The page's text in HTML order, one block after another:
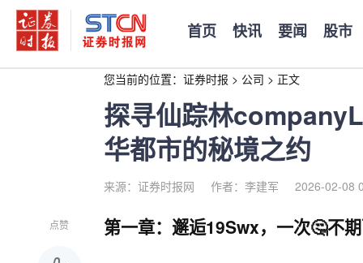
首页 快讯 要闻 股市
您当前的位置： 证券时报 > 公司 > 正文
探寻仙踪林
华都市的秘境之约
来源：证券时报网 作者：李建军 2026-02-08
点赞 第一章：邂逅19Swx，一次🤔不